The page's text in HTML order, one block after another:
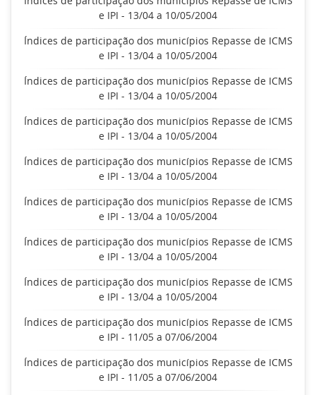
e IPI - 13/04 a 10/05/2004
Índices de participação dos municípios Repasse de ICMS
e IPI - 13/04 a 10/05/2004
Índices de participação dos municípios Repasse de ICMS
e IPI - 13/04 a 10/05/2004
Índices de participação dos municípios Repasse de ICMS
e IPI - 13/04 a 10/05/2004
Índices de participação dos municípios Repasse de ICMS
e IPI - 13/04 a 10/05/2004
Índices de participação dos municípios Repasse de ICMS
e IPI - 13/04 a 10/05/2004
Índices de participação dos municípios Repasse de ICMS
e IPI - 13/04 a 10/05/2004
Índices de participação dos municípios Repasse de ICMS
e IPI - 13/04 a 10/05/2004
Índices de participação dos municípios Repasse de ICMS
e IPI - 11/05 a 07/06/2004
Índices de participação dos municípios Repasse de ICMS
e IPI - 11/05 a 07/06/2004